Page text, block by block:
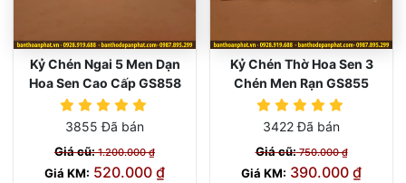
Kỷ Chén Ngai 5 Men Dạn
Hoa Sen Cao Cấp GS858
3855 Đã bán
Giá cũ:1.200.000 ₫
Giá KM: 520.000 ₫
Kỷ Chén Thờ Hoa Sen 3
Chén Men Rạn GS855
3422 Đã bán
Giá cũ:750.000 ₫
Giá KM: 390.000 ₫